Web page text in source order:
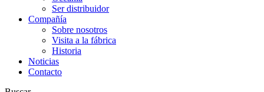
Ser distribuidor
Compañía
Sobre nosotros
Visita a la fábrica
Historia
Noticias
Contacto